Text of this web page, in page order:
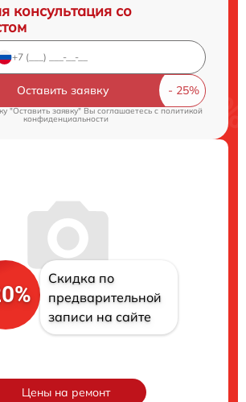
консультация со
Оставить заявку
"Оставить заявку" Вы соглашаетесь cполитикой
конфиденциальности
Скидка по
предварительной
записи на сайте
Цены на ремонт